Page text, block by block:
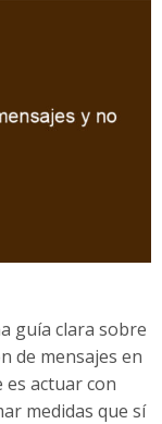
guía clara sobre
de mensajes en
actuar con
medidas que sí